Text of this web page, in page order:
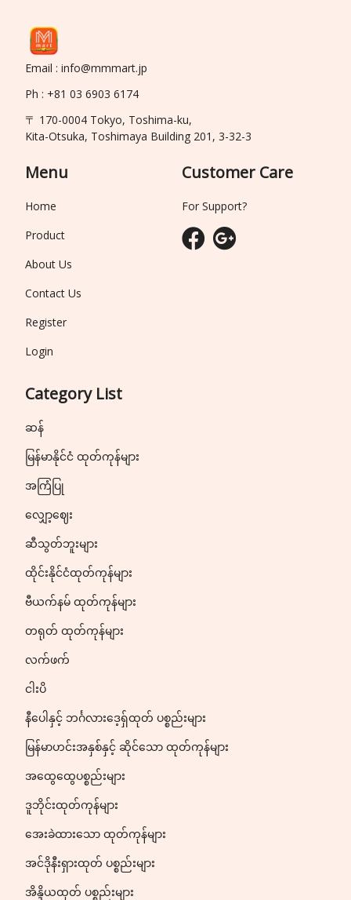
Email : info@mmmart.jp
Ph : +81 03 6903 6174
〒 170-0004 Tokyo, Toshima-ku,
Kita-Otsuka, Toshimaya Building 201, 3-32-3
Menu
Home
Product
About Us
Contact Us
Register
Login
Category List
ဆန်
မြန်မာနိုင်ငံ ထုတ်ကုန်များ
အကြံပြု
လျှော့ဈေး
ဆီသွတ်ဘူးများ
ထိုင်းနိုင်ငံထုတ်ကုန်များ
ဗီယက်နမ် ထုတ်ကုန်များ
တရုတ် ထုတ်ကုန်များ
လက်ဖက်
ငါးပိ
နီပေါနှင့် ဘင်္ဂလားဒေ့ရှ်ထုတ် ပစ္စည်းများ
မြန်မာဟင်းအနှစ်နှင့် ဆိုင်သော ထုတ်ကုန်များ
အထွေထွေပစ္စည်းများ
ဒူဘိုင်းထုတ်ကုန်များ
အေးခဲထားသော ထုတ်ကုန်များ
အင်ဒိုနီးရှားထုတ် ပစ္စည်းများ
အိန္ဒိယထုတ် ပစ္စည်းများ
Customer Care
For Support?